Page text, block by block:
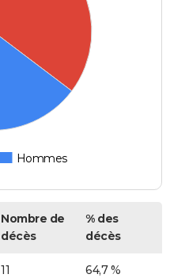
Hommes
Nombre de
décès
% des
décès
11 64,7 %